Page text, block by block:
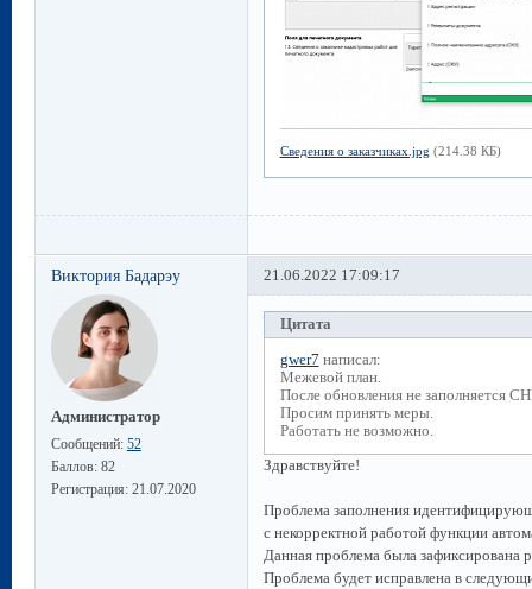
Сведения о заказчиках.jpg (214.38 КБ)
Виктория Бадарэу
Администратор
Сообщений: 52
Баллов: 82
Регистрация: 21.07.2020
21.06.2022 17:09:17
Цитата
gwer7 написал:
Межевой план.
После обновления не заполняется
Просим принять меры.
Работать не возможно.
Здравствуйте!
Проблема заполнения
с некорректной работой функции
Данная проблема была зафиксирована
Проблема будет исправлена в